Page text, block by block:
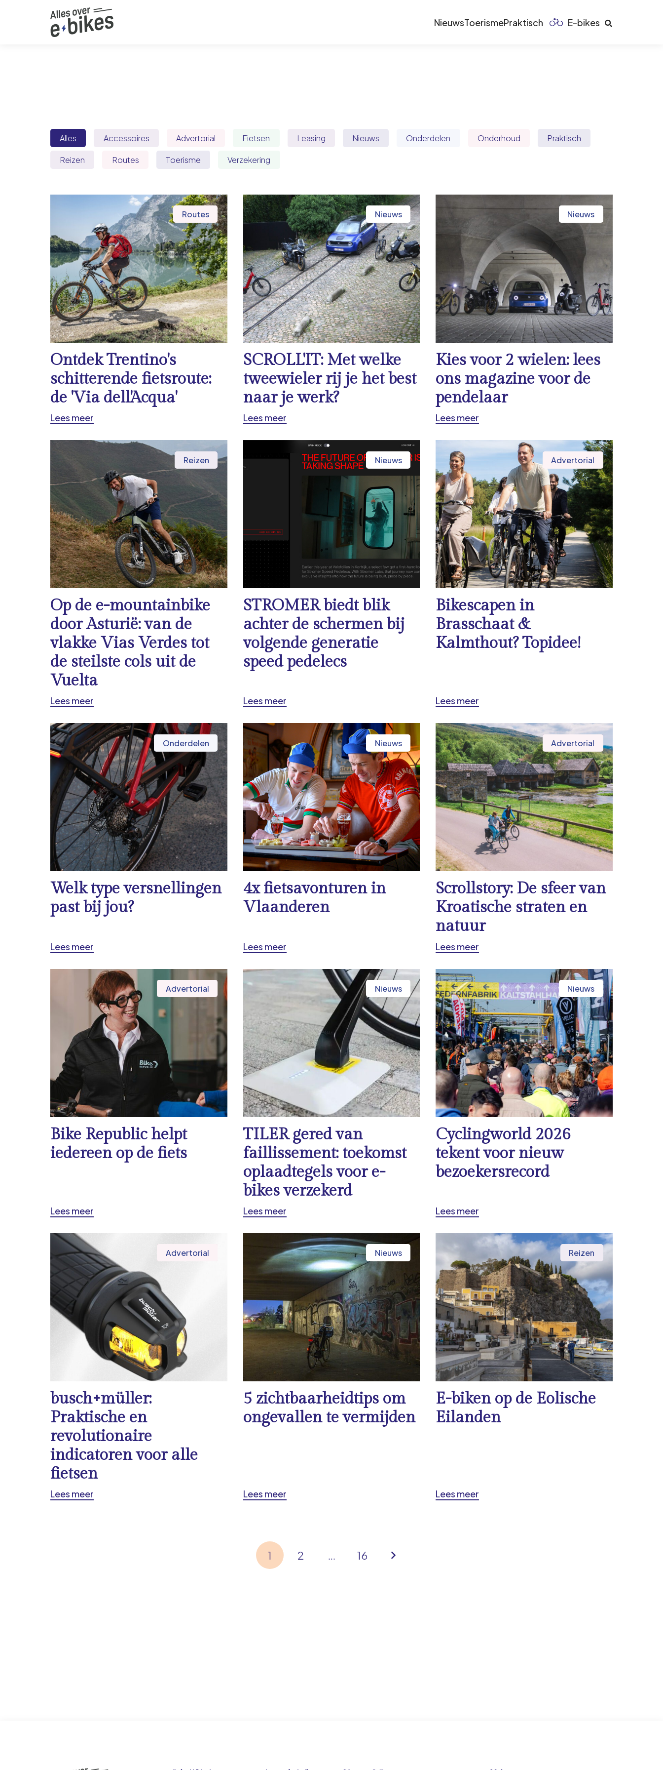
NieuwsToerismePraktisch E-bikes
Alles Accessoires Advertorial Fietsen Leasing Nieuws Onderdelen Onderhoud Praktisch
Reizen Routes Toerisme Verzekering
Routes
Ontdek Trentino's
schitterende fietsroute:
de 'Via dell'Acqua'
Lees meer
Nieuws
SCROLL'IT: Met welke
tweewieler rij je het best
naar je werk?
Lees meer
Nieuws
Kies voor 2 wielen: lees
ons magazine voor de
pendelaar
Lees meer
Reizen
Op de e-mountainbike
door Asturië: van de
vlakke Vias Verdes tot
de steilste cols uit de
Vuelta
Lees meer
Nieuws
STROMER biedt blik
achter de schermen bij
volgende generatie
speed pedelecs
Lees meer
Advertorial
Bikescapen in
Brasschaat &
Kalmthout? Topidee!
Lees meer
Onderdelen
Welk type versnellingen
past bij jou?
Lees meer
Nieuws
4x fietsavonturen in
Vlaanderen
Lees meer
Advertorial
Scrollstory: De sfeer van
Kroatische straten en
natuur
Lees meer
Advertorial
Bike Republic helpt
iedereen op de fiets
Lees meer
Nieuws
TILER gered van
faillissement: toekomst
oplaadtegels voor e-
bikes verzekerd
Lees meer
Nieuws
Cyclingworld 2026
tekent voor nieuw
bezoekersrecord
Lees meer
Advertorial
busch+müller:
Praktische en
revolutionaire
indicatoren voor alle
fietsen
Lees meer
Nieuws
5 zichtbaarheidtips om
ongevallen te vermijden
Lees meer
Reizen
E-biken op de Eolische
Eilanden
Lees meer
1 2 … 16